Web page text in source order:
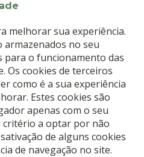
melhorar sua experiência.
armazenados no seu
para o funcionamento das
Os cookies de terceiros
como é a sua experiência
Estes cookies são
apenas com o seu
critério a optar por não
de alguns cookies
de navegação no site.